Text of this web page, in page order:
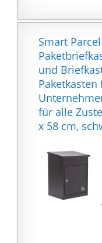
Smart
und
für alle
x 58 cm,